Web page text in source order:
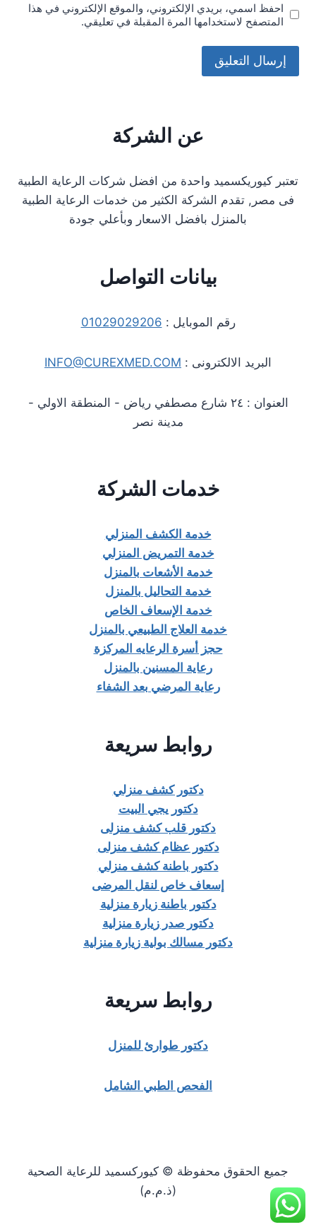
احفظ اسمي، بريدي الإلكتروني، والموقع الإلكتروني في هذا
المتصفح لاستخدامها المرة المقبلة في تعليقي.
عن الشركة
تعتبر كيوريكسميد واحدة من افضل شركات الرعاية الطبية
فى مصر, تقدم الشركة الكثير من خدمات الرعاية الطبية
بالمنزل بافضل الاسعار وبأعلي جودة
بيانات التواصل
رقم الموبايل : 01029029206
البريد الالكترونى : INFO@CUREXMED.COM
العنوان : ٢٤ شارع مصطفي رياض - المنطقة الاولي -
مدينة نصر
خدمات الشركة
خدمة الكشف المنزلي
خدمة التمريض المنزلي
خدمة الأشعات بالمنزل
خدمة التحاليل بالمنزل
خدمة الإسعاف الخاص
خدمة العلاج الطبيعي بالمنزل
حجز أسرة الرعايه المركزة
رعاية المسنين بالمنزل
رعاية المرضي بعد الشفاء
روابط سريعة
دكتور كشف منزلي
دكتور يجي البيت
دكتور قلب كشف منزلى
دكتور عظام كشف منزلى
دكتور باطنة كشف منزلي
إسعاف خاص لنقل المرضى
دكتور باطنة زيارة منزلية
دكتور صدر زيارة منزلية
دكتور مسالك بولية زيارة منزلية
روابط سريعة
دكتور طوارئ للمنزل
الفحص الطبي الشامل
جميع الحقوق محفوظة © كيوركسميد للرعاية الصحية
(ذ.م.م)